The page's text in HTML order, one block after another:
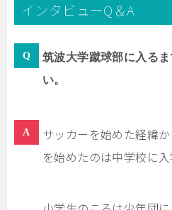
インタビューQ＆A
筑波大学蹴球部に入る
い。
サッカーを始めた経緯
を始めたのは中学校に